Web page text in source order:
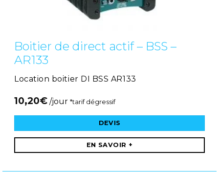
Boitier de direct actif – BSS –
AR133
Location boitier DI BSS AR133
10,20€ /jour *tarif dégressif
DEVIS
EN SAVOIR +